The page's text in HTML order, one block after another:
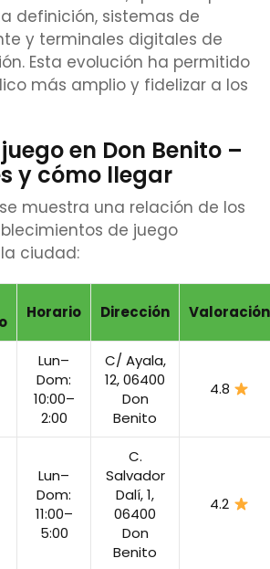
definición, sistemas de
y terminales digitales de
Esta evolución ha permitido
más amplio y fidelizar a los
en Don Benito –
y cómo llegar
muestra una relación de los
de juego
ciudad:
Horario Dirección Valoración
Lun–
Dom:
10:00–
2:00
C/ Ayala,
12, 06400
Don
Benito
4.8
Lun–
Dom:
11:00–
5:00
C.
Salvador
Dalí, 1,
06400
Don
Benito
4.2